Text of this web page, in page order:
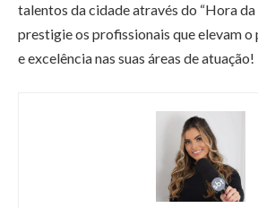
talentos da cidade através do “Hora da
prestigie os profissionais que elevam o
e excelência nas suas áreas de atuação!